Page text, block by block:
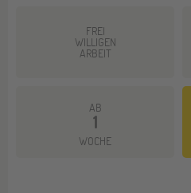
FREI
WILLIGEN
ARBEIT
AB
1
WOCHE